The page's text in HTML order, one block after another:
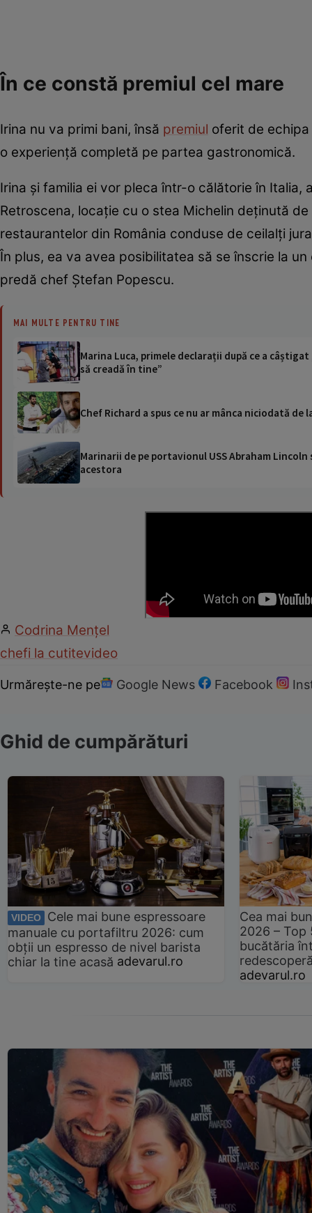
În ce constă premiul cel mare
Irina nu va primi bani, însă premiul oferit de
o experiență completă pe partea gastronomică.
Irina și familia ei vor pleca într-o călătorie în
Retroscena, locație cu o stea Michelin deținută de
restaurantelor din România conduse de ceilalți
În plus, ea va avea posibilitatea să se înscrie la
predă chef Ștefan Popescu.
MAI MULTE PENTRU TINE
Marina Luca, primele declarații după ce a
să creadă în tine”
Chef Richard a spus ce nu ar mânca niciodată
Marinarii de pe portavionul USS Abraham
acestora
Codrina Mențel
chefi la cutitevideo
Urmărește-ne pe Google News Facebook
Ghid de cumpărături
VIDEO
Cele mai bune espressoare
manuale cu portafiltru 2026: cum
obții un espresso de nivel barista
chiar la tine acasă adevarul.ro
Cea mai
2026 –
bucătăria
adevarul.ro